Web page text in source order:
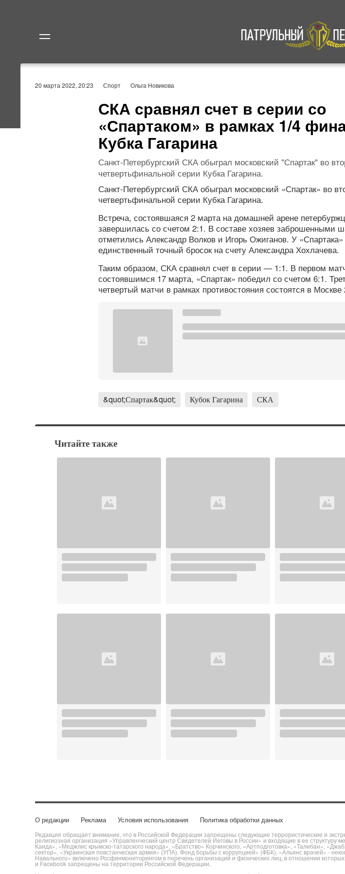
20 марта 2022, 20:23 Спорт Ольга Новикова
СКА сравнял счет в серии со
«Спартаком» в рамках 1/4
Кубка Гагарина
Санкт-Петербургский СКА обыграл московский "Спартак" во
четвертьфинальной серии Кубка Гагарина.
Санкт-Петербургский СКА обыграл московский «Спартак» во
четвертьфинальной серии Кубка Гагарина.
Встреча, состоявшаяся 2 марта на домашней арене
завершилась со счетом 2:1. В составе хозяев заброшенными
отметились Александр Волков и Игорь Ожиганов. У «Спартака»
единственный точный бросок на счету Александра Хохлачева.
Таким образом, СКА сравнял счет в серии — 1:1. В первом
состоявшимся 17 марта, «Спартак» победил со счетом 6:1.
четвертый матчи в рамках противостояния состоятся в
&quot;Спартак&quot; Кубок Гагарина СКА
Читайте также
О редакции Реклама Условия использования Политика обработки данных
Редакция обращает внимание, что в Российской Федерации запрещены следующие террористические и
религиозная организация «Управленческий центр Свидетелей Иеговы в России» и входящие в ее
Каида», «Меджлис крымско-татарского народа», «Братство» Корчинского, «Артподготовка», «Талибан»,
сектор», «Украинская повстанческая армия» (УПА). Фонд борьбы с коррупцией» (ФБК), «Альянс врачей» -
Навального» включено Росфинмониторингом в перечень организаций и физических лиц, в отношении
и Facebook запрещены на территории Российской Федерации.